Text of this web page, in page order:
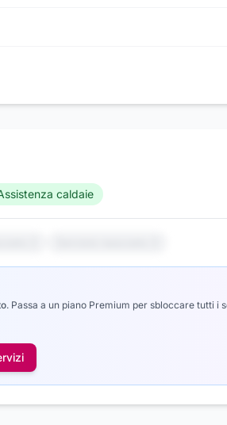
caldaie
. Passa a un piano Premium per sbloccare tutti i